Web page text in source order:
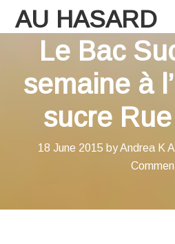
AU HASARD
Le Bac
semaine à
sucre
18 June 2015 byAndrea K